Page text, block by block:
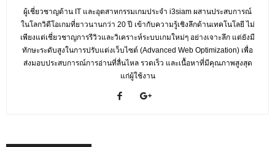
ผู้เชี่ยวชาญด้าน IT และอุตสาหกรรมเกมประจำ i3siam ผสานประสบการณ์
ในโลกวิดีโอเกมที่ยาวนานกว่า 20 ปี เข้ากับความรู้เชิงลึกด้านเทคโนโลยี ไม่
เพียงแต่เชี่ยวชาญการรีวิวและวิเคราะห์ระบบเกมใหม่ๆ อย่างเจาะลึก แต่ยังมี
ทักษะระดับสูงในการปรับแต่งเว็บไซต์ (Advanced Web Optimization) เพื่อ
ส่งมอบประสบการณ์การอ่านที่ลื่นไหล รวดเร็ว และเนื้อหาที่มีคุณภาพสูงสุด
แก่ผู้ใช้งาน